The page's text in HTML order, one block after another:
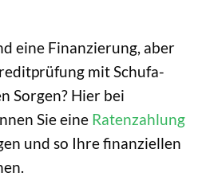
eine Finanzierung, aber
mit Schufa-
Sorgen? Hier bei
Sie eine Ratenzahlung
und so Ihre finanziellen